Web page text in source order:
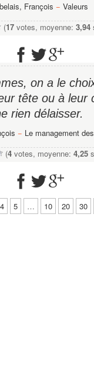
François − Valeurs
(17votes, moyenne: 3,94
on a le
tête ou à leur
rien délaisser.
− Le management
(4 votes, moyenne: 4,25
4 5 … 10 20 30